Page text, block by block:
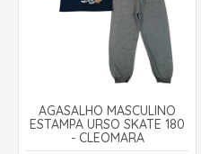
AGASALHO MASCULINO
ESTAMPA URSO SKATE 180
- CLEOMARA